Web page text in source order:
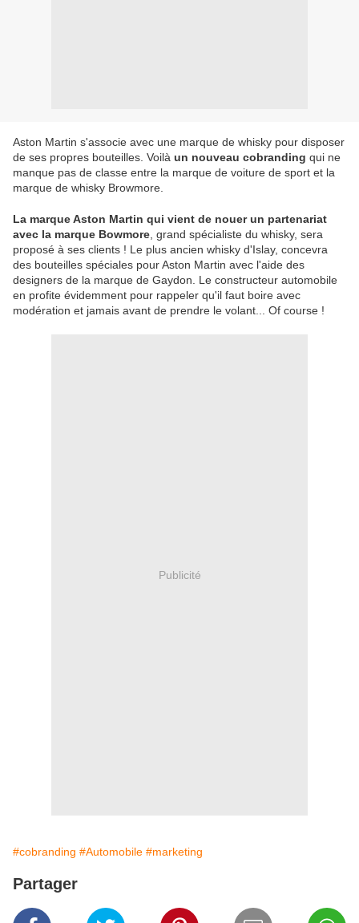
Aston Martin s'associe avec une marque de whisky pour disposer
de ses propres bouteilles. Voilà un nouveau cobranding qui ne
manque pas de classe entre la marque de voiture de sport et la
marque de whisky Browmore.
La marque Aston Martin qui vient de nouer un partenariat
avec la marque Bowmore , grand spécialiste du whisky, sera
proposé à ses clients ! Le plus ancien whisky d'Islay, concevra
des bouteilles spéciales pour Aston Martin avec l'aide des
designers de la marque de Gaydon. Le constructeur automobile
en profite évidemment pour rappeler qu'il faut boire avec
modération et jamais avant de prendre le volant... Of course !
Publicité
#cobranding #Automobile #marketing
Partager